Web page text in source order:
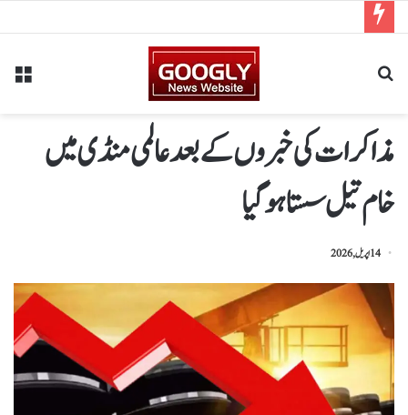
مذاکرات کی خبروں کےبعدعالمی منڈی میں
خام تیل سستاہوگیا
14 اپریل, 2026